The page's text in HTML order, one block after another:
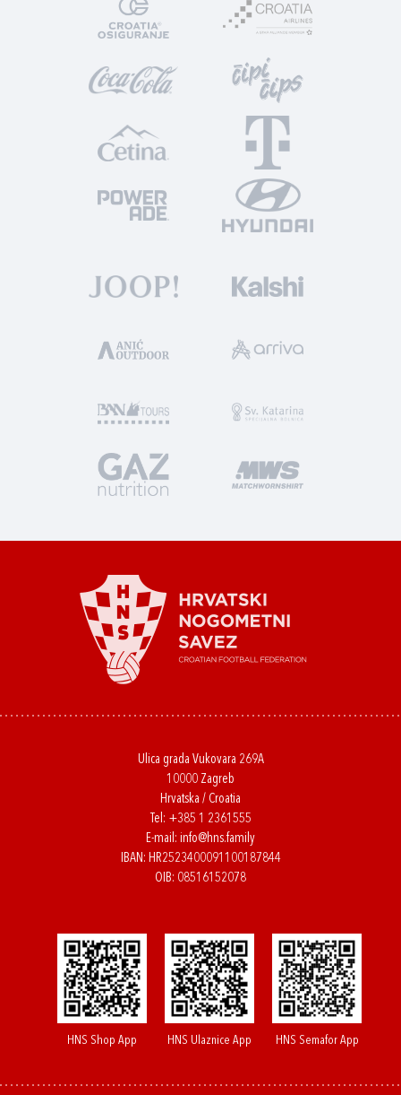
Ulica grada Vukovara 269A
10000 Zagreb
Hrvatska / Croatia
Tel: +385 1 2361555
E-mail: info@hns.family
IBAN: HR2523400091100187844
OIB: 08516152078
HNS Shop App HNS Ulaznice App HNS Semafor App